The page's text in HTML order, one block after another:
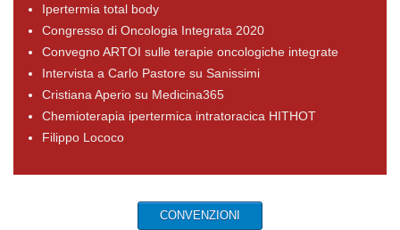
Ipertermia total body
Congresso di Oncologia Integrata 2020
Convegno ARTOI sulle terapie oncologiche integrate
Intervista a Carlo Pastore su Sanissimi
Cristiana Aperio su Medicina365
Chemioterapia ipertermica intratoracica HITHOT
Filippo Lococo
CONVENZIONI